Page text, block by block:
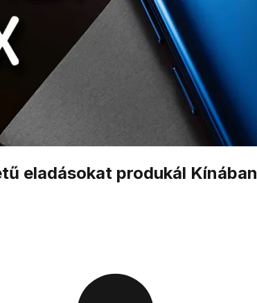
eladásokat produkál Kínában